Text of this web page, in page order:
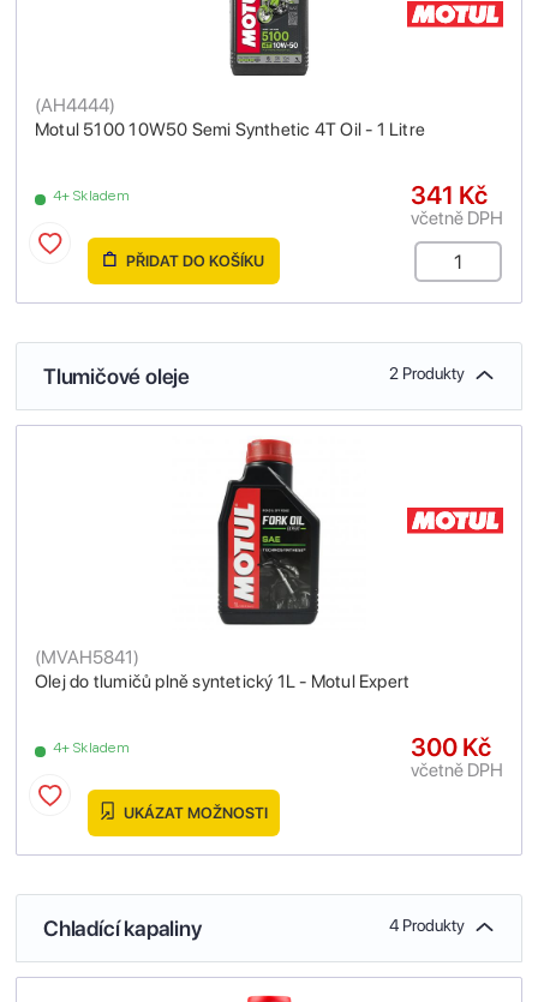
Motul 5100 10W50 Semi Synthetic 4T Oil - 1 Litre
(AH4444)
4+ Skladem 341 Kč
včetně DPH
PŘIDAT DO KOŠÍKU
Tlumičové oleje 2 Produkty
Olej do tlumičů plně syntetický 1L - Motul Expert
(MVAH5841)
4+ Skladem 300 Kč
včetně DPH
UKÁZAT MOŽNOSTI
Chladící kapaliny 4 Produkty